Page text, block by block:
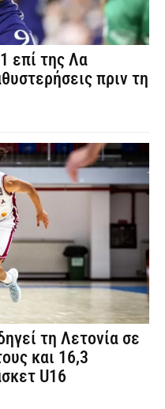
επί της Λα
πριν τη
τη Λετονία σε
και 16,3
U16